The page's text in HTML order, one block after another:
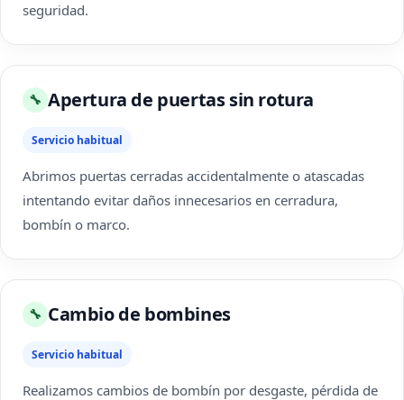
seguridad.
🔧 Apertura de puertas sin rotura
Servicio habitual
Abrimos puertas cerradas accidentalmente o atascadas
intentando evitar daños innecesarios en cerradura,
bombín o marco.
🔧 Cambio de bombines
Servicio habitual
Realizamos cambios de bombín por desgaste, pérdida de